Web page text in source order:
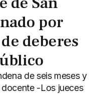
por
deberes
de seis meses y
-Los jueces